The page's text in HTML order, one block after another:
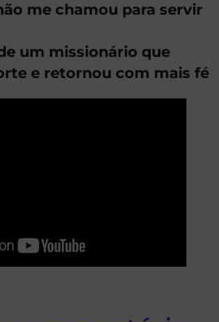
me chamou para servir
um missionário que
e retornou com mais fé